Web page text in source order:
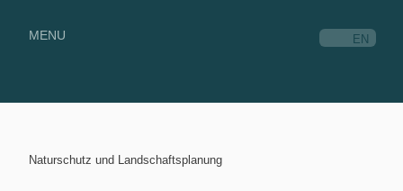
EN
MENU
Naturschutz und Landschaftsplanung